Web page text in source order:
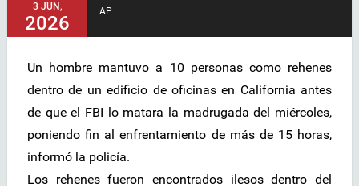
3 JUN,
2026
AP
Un hombre mantuvo a 10 personas como rehenes
dentro de un edificio de oficinas en California antes
de que el FBI lo matara la madrugada del miércoles,
poniendo fin al enfrentamiento de más de 15 horas,
informó la policía.
Los rehenes fueron encontrados ilesos dentro del